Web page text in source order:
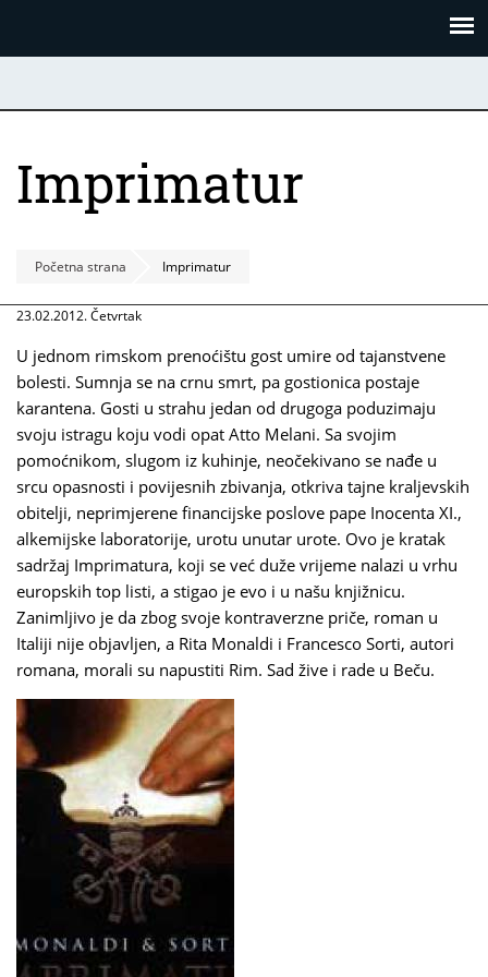
Imprimatur
Početna strana Imprimatur
23.02.2012. Četvrtak
U jednom rimskom prenoćištu gost umire od tajanstvene
bolesti. Sumnja se na crnu smrt, pa gostionica postaje
karantena. Gosti u strahu jedan od drugoga poduzimaju
svoju istragu koju vodi opat Atto Melani. Sa svojim
pomoćnikom, slugom iz kuhinje, neočekivano se nađe u
srcu opasnosti i povijesnih zbivanja, otkriva tajne kraljevskih
obitelji, neprimjerene financijske poslove pape Inocenta XI.,
alkemijske laboratorije, urotu unutar urote. Ovo je kratak
sadržaj Imprimatura, koji se već duže vrijeme nalazi u vrhu
europskih top listi, a stigao je evo i u našu knjižnicu.
Zanimljivo je da zbog svoje kontraverzne priče, roman u
Italiji nije objavljen, a Rita Monaldi i Francesco Sorti, autori
romana, morali su napustiti Rim. Sad žive i rade u Beču.